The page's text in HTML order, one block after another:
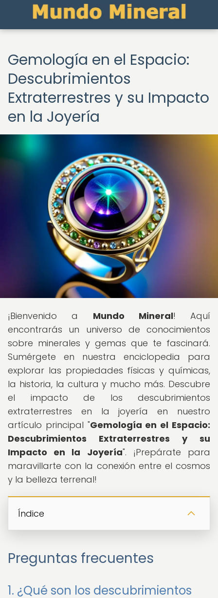
Gemología en el Espacio:
Descubrimientos
Extraterrestres y su Impacto
en la Joyería
¡Bienvenido a Mundo Mineral! Aquí
encontrarás un universo de conocimientos
sobre minerales y gemas que te fascinará.
Sumérgete en nuestra enciclopedia para
explorar las propiedades físicas y químicas,
la historia, la cultura y mucho más. Descubre
el impacto de los descubrimientos
extraterrestres en la joyería en nuestro
artículo principal "Gemología en el Espacio:
Descubrimientos Extraterrestres y su
Impacto en la Joyería". ¡Prepárate para
maravillarte con la conexión entre el cosmos
y la belleza terrenal!
Índice
Preguntas frecuentes
1. ¿Qué son los descubrimientos